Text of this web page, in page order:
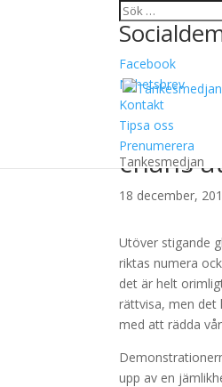
Facebook
Nyhetsbrev
Kontakt
Tipsa oss
Prenumerera
Tankesmedjan
En
chans
18 december,
Utöver stigande
riktas numera
det är helt
rättvisa, men det
med att rädda
upp av en